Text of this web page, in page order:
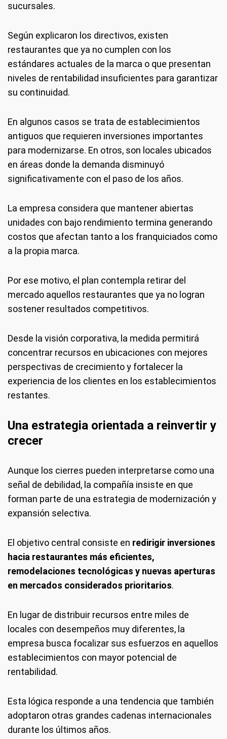
sucursales.
Según explicaron los directivos, existen
restaurantes que ya no cumplen con los
estándares actuales de la marca o que presentan
niveles de rentabilidad insuficientes para garantizar
su continuidad.
En algunos casos se trata de establecimientos
antiguos que requieren inversiones importantes
para modernizarse. En otros, son locales ubicados
en áreas donde la demanda disminuyó
significativamente con el paso de los años.
La empresa considera que mantener abiertas
unidades con bajo rendimiento termina generando
costos que afectan tanto a los franquiciados como
a la propia marca.
Por ese motivo, el plan contempla retirar del
mercado aquellos restaurantes que ya no logran
sostener resultados competitivos.
Desde la visión corporativa, la medida permitirá
concentrar recursos en ubicaciones con mejores
perspectivas de crecimiento y fortalecer la
experiencia de los clientes en los establecimientos
restantes.
Una estrategia orientada a reinvertir y
crecer
Aunque los cierres pueden interpretarse como una
señal de debilidad, la compañía insiste en que
forman parte de una estrategia de modernización y
expansión selectiva.
El objetivo central consiste en redirigir inversiones
hacia restaurantes más eficientes,
remodelaciones tecnológicas y nuevas aperturas
en mercados considerados prioritarios.
En lugar de distribuir recursos entre miles de
locales con desempeños muy diferentes, la
empresa busca focalizar sus esfuerzos en aquellos
establecimientos con mayor potencial de
rentabilidad.
Esta lógica responde a una tendencia que también
adoptaron otras grandes cadenas internacionales
durante los últimos años.